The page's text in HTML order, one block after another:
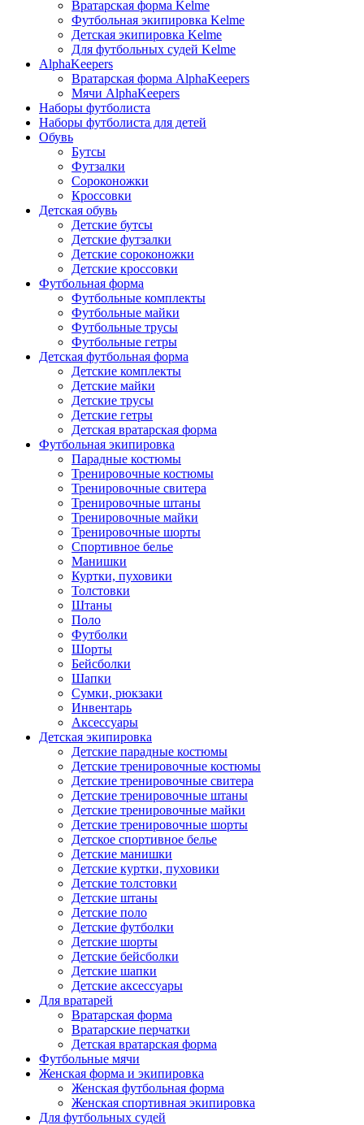
Вратарская форма Kelme
Футбольная экипировка Kelme
Детская экипировка Kelme
Для футбольных судей Kelme
AlphaKeepers
Вратарская форма AlphaKeepers
Мячи AlphaKeepers
Наборы футболиста
Наборы футболиста для детей
Обувь
Бутсы
Футзалки
Сороконожки
Кроссовки
Детская обувь
Детские бутсы
Детские футзалки
Детские сороконожки
Детские кроссовки
Футбольная форма
Футбольные комплекты
Футбольные майки
Футбольные трусы
Футбольные гетры
Детская футбольная форма
Детские комплекты
Детские майки
Детские трусы
Детские гетры
Детская вратарская форма
Футбольная экипировка
Парадные костюмы
Тренировочные костюмы
Тренировочные свитера
Тренировочные штаны
Тренировочные майки
Тренировочные шорты
Спортивное белье
Манишки
Куртки, пуховики
Толстовки
Штаны
Поло
Футболки
Шорты
Бейсболки
Шапки
Сумки, рюкзаки
Инвентарь
Аксессуары
Детская экипировка
Детские парадные костюмы
Детские тренировочные костюмы
Детские тренировочные свитера
Детские тренировочные штаны
Детские тренировочные майки
Детские тренировочные шорты
Детское спортивное белье
Детские манишки
Детские куртки, пуховики
Детские толстовки
Детские штаны
Детские поло
Детские футболки
Детские шорты
Детские бейсболки
Детские шапки
Детские аксессуары
Для вратарей
Вратарская форма
Вратарские перчатки
Детская вратарская форма
Футбольные мячи
Женская форма и экипировка
Женская футбольная форма
Женская спортивная экипировка
Для футбольных судей